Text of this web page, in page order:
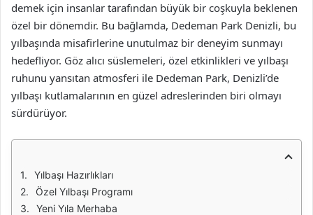
demek için insanlar tarafından büyük bir coşkuyla beklenen
özel bir dönemdir. Bu bağlamda, Dedeman Park Denizli, bu
yılbaşında misafirlerine unutulmaz bir deneyim sunmayı
hedefliyor. Göz alıcı süslemeleri, özel etkinlikleri ve yılbaşı
ruhunu yansıtan atmosferi ile Dedeman Park, Denizli’de
yılbaşı kutlamalarının en güzel adreslerinden biri olmayı
sürdürüyor.
Yılbaşı Hazırlıkları
Özel Yılbaşı Programı
Yeni Yıla Merhaba